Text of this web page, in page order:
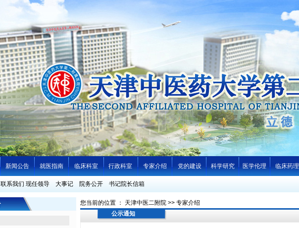
新闻公告 就医指南 临床科室 行政科室 专家介绍 党的建设 科学研究 医学伦理 临床药理
联系我们 现任领导 大事记 院务公开 书记院长信箱
您当前的位置 ： 天津中医二附院 >> 专家介绍
公示通知